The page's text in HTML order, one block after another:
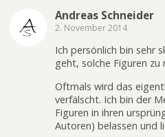
Andreas Schneider
2. November 2014
Ich persönlich bin sehr
geht, solche Figuren zu
Oftmals wird das
verfälscht. Ich bin der
Figuren in ihren
Autoren) belassen und